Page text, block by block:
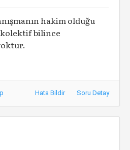
hakim olduğu
bilince
Hata Bildir Soru Detay